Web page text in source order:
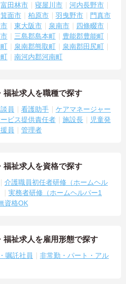
富田林市 寝屋川市
河内長野市
箕面市 柏原市 羽曳野市
門真市
東大阪市 泉南市
四條畷市
三島郡島本町
豊能郡豊能町
泉南郡熊取町
泉南郡田尻町
南河内郡河南町
福祉求人を職種で探す
員 看護助手
ケアマネージャー
ビス提供責任者 施設長
児童発
員 管理者
福祉求人を資格で探す
介護職員初任者研修（ホームヘル
実務者研修（ホームヘルパー1
資格OK
福祉求人を雇用形態で探す
嘱託社員
非常勤・パート・アル